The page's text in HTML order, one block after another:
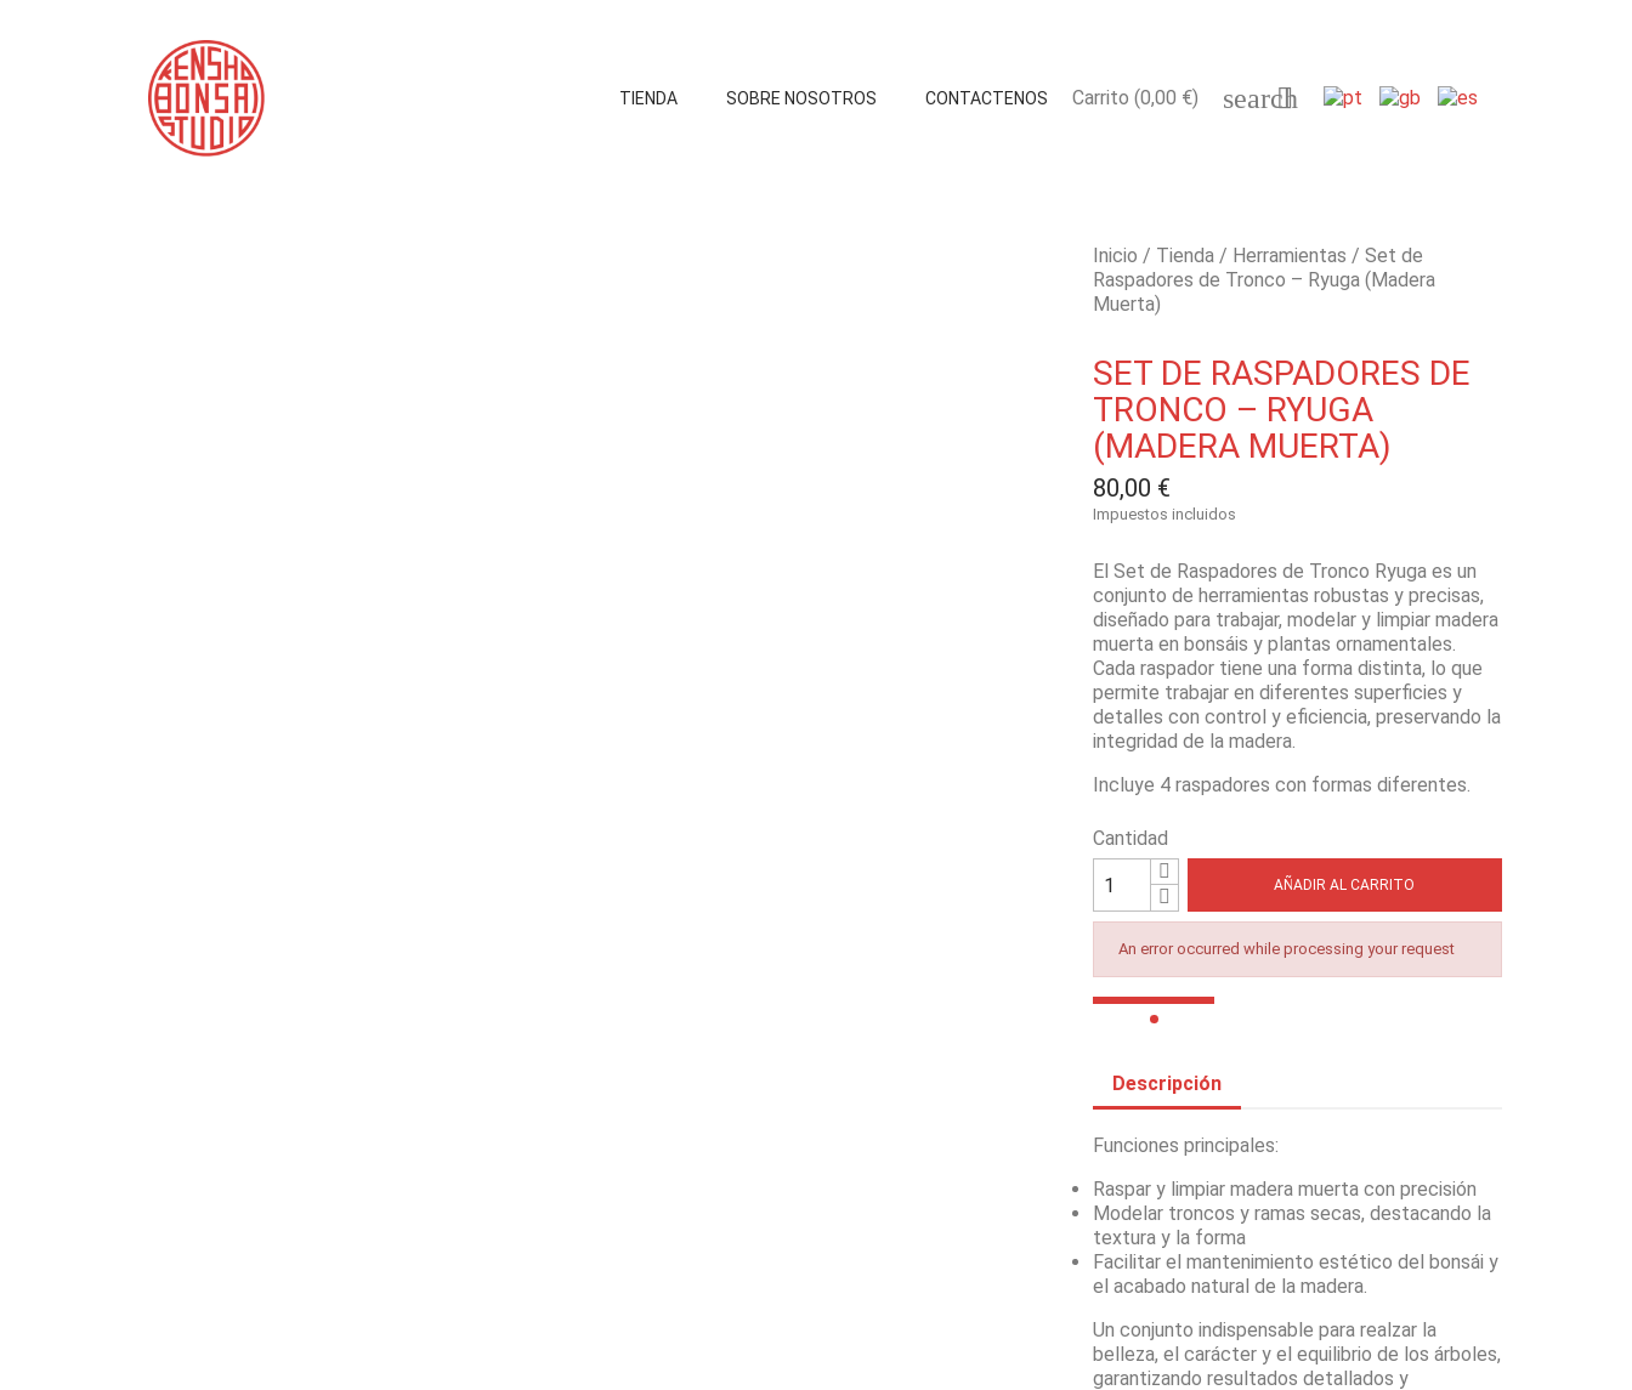
TIENDA SOBRE NOSOTROS CONTACTENOS Carrito (0,00 €) search

Inicio Tienda Herramientas
Set de
Raspadores de Tronco – Ryuga (Madera
Muerta)
SET DE RASPADORES DE
TRONCO – RYUGA
(MADERA MUERTA)
80,00 €
Impuestos incluidos
El Set de Raspadores de Tronco Ryuga es un
conjunto de herramientas robustas y precisas,
diseñado para trabajar, modelar y limpiar madera
muerta en bonsáis y plantas ornamentales.
Cada raspador tiene una forma distinta, lo que
permite trabajar en diferentes superficies y
detalles con control y eficiencia, preservando la
integridad de la madera.
Incluye 4 raspadores con formas diferentes.
Cantidad
AÑADIR AL CARRITO
An error occurred while processing your request
Descripción
Funciones principales:
Raspar y limpiar madera muerta con precisión
Modelar troncos y ramas secas, destacando la
textura y la forma
Facilitar el mantenimiento estético del bonsái y
el acabado natural de la madera.
Un conjunto indispensable para realzar la
belleza, el carácter y el equilibrio de los árboles,
garantizando resultados detallados y